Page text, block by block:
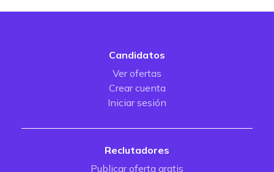
Candidatos
Ver ofertas
Crear cuenta
Iniciar sesión
Reclutadores
Publicar oferta gratis